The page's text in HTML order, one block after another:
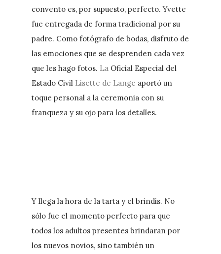
convento es, por supuesto, perfecto. Yvette
fue entregada de forma tradicional por su
padre. Como fotógrafo de bodas, disfruto de
las emociones que se desprenden cada vez
que les hago fotos. La Oficial Especial del
Estado Civil Lisette de Lange aportó un
toque personal a la ceremonia con su
franqueza y su ojo para los detalles.
Y llega la hora de la tarta y el brindis. No
sólo fue el momento perfecto para que
todos los adultos presentes brindaran por
los nuevos novios, sino también un